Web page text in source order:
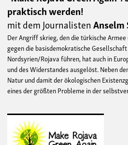
praktisch werden!
mit dem JournalistenAnselm
Der Angriff skrieg, den die türkische
gegen die basisdemokratische
Nordsyrien/Rojava führen, hat auch in
und des Widerstandes ausgelöst. Neben
Natur und damit der ökologischen
eines der größten Probleme in der